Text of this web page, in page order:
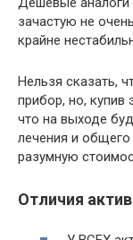
зачастую не
крайне
Нельзя сказать,
прибор, но, купив
что на выходе
лечения и
разумную
Отличия